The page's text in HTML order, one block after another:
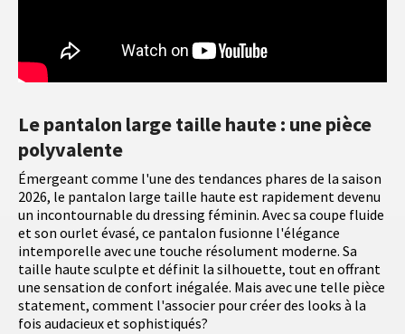
Le pantalon large taille haute : une pièce
polyvalente
Émergeant comme l'une des tendances phares de la saison
2026, le pantalon large taille haute est rapidement devenu
un incontournable du dressing féminin. Avec sa coupe fluide
et son ourlet évasé, ce pantalon fusionne l'élégance
intemporelle avec une touche résolument moderne. Sa
taille haute sculpte et définit la silhouette, tout en offrant
une sensation de confort inégalée. Mais avec une telle pièce
statement, comment l'associer pour créer des looks à la
fois audacieux et sophistiqués?